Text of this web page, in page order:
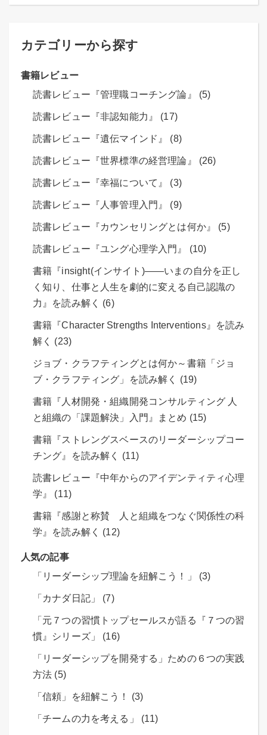
カテゴリーから探す
書籍レビュー
読書レビュー『管理職コーチング論』 (5)
読書レビュー『非認知能力』 (17)
読書レビュー『遺伝マインド』 (8)
読書レビュー『世界標準の経営理論』 (26)
読書レビュー『幸福について』 (3)
読書レビュー『人事管理入門』 (9)
読書レビュー『カウンセリングとは何か』 (5)
読書レビュー『ユング心理学入門』 (10)
書籍『insight(インサイト)――いまの自分を正し
く知り、仕事と人生を劇的に変える自己認識の
力』を読み解く (6)
書籍『Character Strengths Interventions』を読み
解く (23)
ジョブ・クラフティングとは何か～書籍「ジョ
ブ・クラフティング」を読み解く (19)
書籍『人材開発・組織開発コンサルティング 人
と組織の「課題解決」入門』まとめ (15)
書籍『ストレングスベースのリーダーシップコー
チング』を読み解く (11)
読書レビュー『中年からのアイデンティティ心理
学』 (11)
書籍『感謝と称賛 人と組織をつなぐ関係性の科
学』を読み解く (12)
人気の記事
「リーダーシップ理論を紐解こう！」 (3)
「カナダ日記」 (7)
「元７つの習慣トップセールスが語る『７つの習
慣』シリーズ」 (16)
「リーダーシップを開発する」ための６つの実践
方法 (5)
「信頼」を紐解こう！ (3)
「チームの力を考える」 (11)